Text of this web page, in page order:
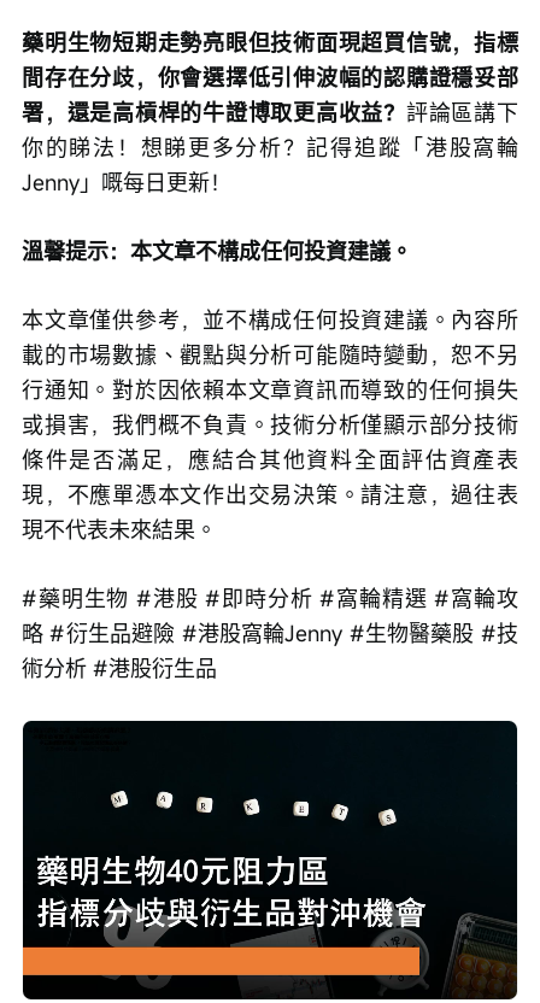
藥明生物短期走勢亮眼但技術面現超買信號，指標
間存在分歧，你會選擇低引伸波幅的認購證穩妥部
署，還是高槓桿的牛證博取更高收益？ 評論區講下
你的睇法！想睇更多分析？記得追蹤「港股窩輪
Jenny」嘅每日更新！
溫馨提示：本文章不構成任何投資建議。
本文章僅供參考，並不構成任何投資建議。內容所
載的市場數據、觀點與分析可能隨時變動，恕不另
行通知。對於因依賴本文章資訊而導致的任何損失
或損害，我們概不負責。技術分析僅顯示部分技術
條件是否滿足，應結合其他資料全面評估資產表
現，不應單憑本文作出交易決策。請注意，過往表
現不代表未來結果。
#藥明生物 #港股 #即時分析 #窩輪精選 #窩輪攻
略 #衍生品避險 #港股窩輪Jenny #生物醫藥股 #技
術分析 #港股衍生品
消 /
0%
0%
播